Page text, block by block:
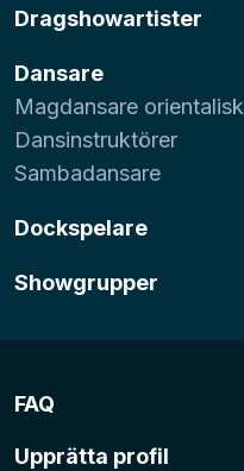
Dragshowartister
Dansare
Magdansare orientalisk
Dansinstruktörer
Sambadansare
Dockspelare
Showgrupper
FAQ
Upprätta profil